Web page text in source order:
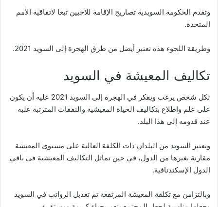
وتقدم الحكومة السويدية تصاريح الإقامة للاجيين تبعا لاتفاقية الأمم
المتحدة.
وطريقة اللجوء هذه تعتبر أيضل من طرق الهجرة إلى السويد 2021.
تكاليف المعيشة في السويد
لكل شخص يرغب ويفكر في الهجرة إلى السويد 2021 عليه أن يكون
على علم واطلاع بتكاليف الحياة المعيشية والنفقات المترتبة عليه
عند قدومه إلى هذا البلد.
وتعتبر السويد من البلدان ذات الكلفة العالية على مستوى المعيشة
مقارنة بغيرها من الدول، في حين تماثل التكاليف المعيشية في باقي
الدول الإسكندنافية.
وبالتزامن مع تكلفة المعيشة المرتفعة تم تعديل الرواتب في السويد